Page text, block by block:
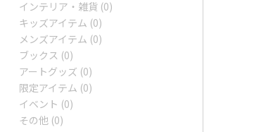
インテリア・雑貨 (0)
キッズアイテム (0)
メンズアイテム (0)
ブックス (0)
アートグッズ (0)
限定アイテム (0)
イベント (0)
その他 (0)